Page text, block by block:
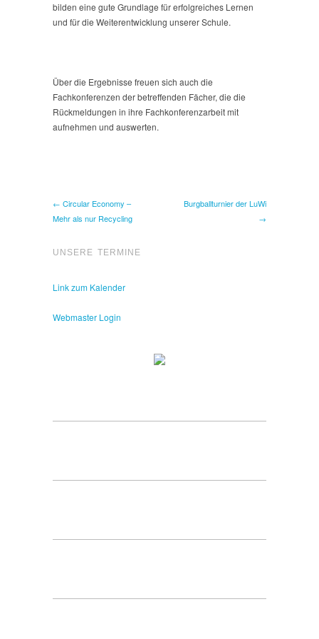
bilden eine gute Grundlage für erfolgreiches Lernen
und für die Weiterentwicklung unserer Schule.
Über die Ergebnisse freuen sich auch die
Fachkonferenzen der betreffenden Fächer, die die
Rückmeldungen in ihre Fachkonferenzarbeit mit
aufnehmen und auswerten.
← Circular Economy –
Mehr als nur Recycling
Burgballturnier der LuWi
→
UNSERE TERMINE
Link zum Kalender
Webmaster Login